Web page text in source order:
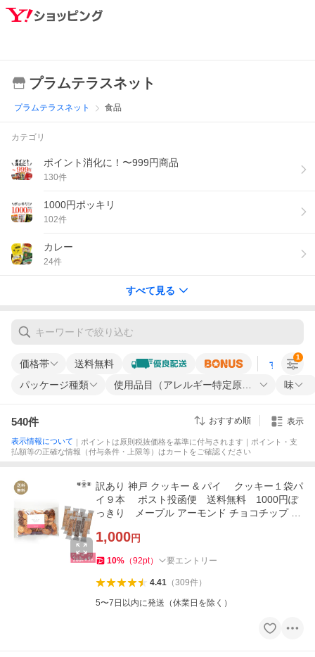
プラムテラスネット
プラムテラスネット 食品
カテゴリ
ポイント消化に！〜999円商品
130件
1000円ポッキリ
102件
カレー
24件
すべて見る
価格帯 送料無料 すべての条
パッケージ種類 使用品目（アレルギー特定原材料等） 味
1
540件 おすすめ順 表示
表示情報について ｜ポイントは原則税抜価格を基準に付与されます｜ポイント・支
払額等の正確な情報（付与条件・上限等）はカートをご確認ください
訳あり 神戸 クッキー & パイ クッキー１袋パ
イ９本 ポスト投函便 送料無料 1000円ぽ
っきり メープル アーモンド チョコチップ シ
1,000円
10% （92pt） 要エントリー
4.41（309件）
5〜7日以内に発送（休業日を除く）